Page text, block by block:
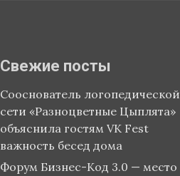
Свежие посты
Сооснователь логопедической
сети «Разноцветные Цыплята»
объяснила гостям VK Fest
важность бесед дома
Форум Бизнес-Код 3.0 — место